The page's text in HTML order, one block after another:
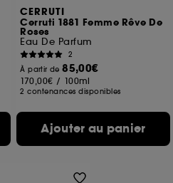
CERRUTI
Cerruti 1881 Femme Rêve De
Roses
Eau De Parfum
2
À partir de85,00€
170,00€ / 100ml
2 contenances disponibles
Ajouter au panier